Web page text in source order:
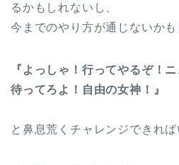
るかもしれないし、
今までのやり方が通じないかも
『よっしゃ！行ってやるぞ！ニ
待ってろよ！自由の女神！』
と鼻息荒くチャレンジできれば